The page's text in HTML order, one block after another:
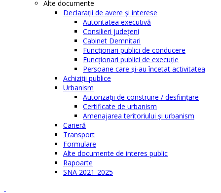
Alte documente
Declaraţii de avere şi interese
Autoritatea executivă
Consilieri judeţeni
Cabinet Demnitari
Funcţionari publici de conducere
Funcționari publici de execuție
Persoane care şi-au încetat activitatea
Achiziţii publice
Urbanism
Autorizații de construire / desființare
Certificate de urbanism
Amenajarea teritoriului şi urbanism
Carieră
Transport
Formulare
Alte documente de interes public
Rapoarte
SNA 2021-2025